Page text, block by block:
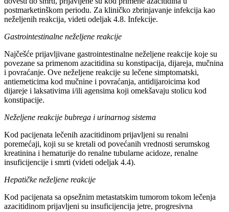
postmarketinškom periodu. Za kliničko zbrinjavanje infekcija kao
neželjenih reakcija, videti odeljak 4.8. Infekcije.
Gastrointestinalne neželjene reakcije
Najčešće prijavljivane gastrointestinalne neželjene reakcije koje su
povezane sa primenom azacitidina su konstipacija, dijareja, mučnina
i povraćanje. Ove neželjene reakcije su lečene simptomatski,
antiemeticima kod mučnine i povraćanja, antidijaroicima kod
dijareje i laksativima i/ili agensima koji omekšavaju stolicu kod
konstipacije.
Neželjene reakcije bubrega i urinarnog sistema
Kod pacijenata lečenih azacitidinom prijavljeni su renalni
poremećaji, koji su se kretali od povećanih vrednosti serumskog
kreatinina i hematurije do renalne tubularne acidoze, renalne
insuficijencije i smrti (videti odeljak 4.4).
Hepatičke neželjene reakcije
Kod pacijenata sa opsežnim metastatskim tumorom tokom lečenja
azacitidinom prijavljeni su insuficijencija jetre, progresivna